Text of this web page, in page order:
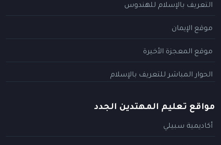
التعريف بالإسلام للهندوس
موقع الإيمان
موقع المعجزة الأخيرة
الحوار المباشر للتعريف بالإسلام
مواقع تعليم المهتدين الجدد
أكاديمية سبيلي